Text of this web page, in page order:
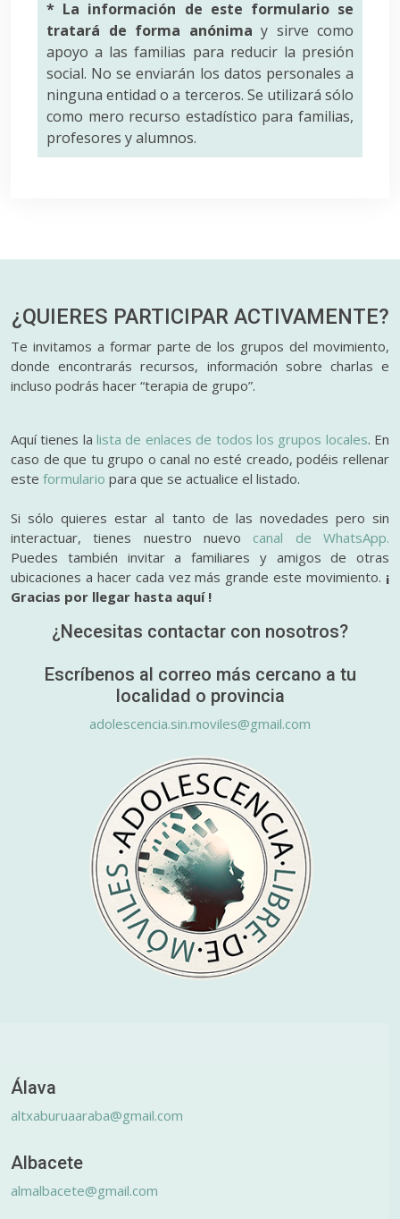
* La información de este formulario se
tratará de forma anónima y sirve como
apoyo a las familias para reducir la presión
social. No se enviarán los datos personales a
ninguna entidad o a terceros. Se utilizará sólo
como mero recurso estadístico para familias,
profesores y alumnos.
¿QUIERES PARTICIPAR ACTIVAMENTE?
Te invitamos a formar parte de los grupos del movimiento,
donde encontrarás recursos, información sobre charlas e
incluso podrás hacer “terapia de grupo”.
Aquí tienes lalista de enlaces de todos los grupos locales. En
caso de que tu grupo o canal no esté creado, podéis rellenar
este formulario para que se actualice el listado.
Si sólo quieres estar al tanto de las novedades pero sin
interactuar, tienes nuestro nuevo canal de WhatsApp.
Puedes también invitar a familiares y amigos de otras
ubicaciones a hacer cada vez más grande este movimiento. ¡
Gracias por llegar hasta aquí !
¿Necesitas contactar con nosotros?
Escríbenos al correo más cercano a tu
localidad o provincia
adolescencia.sin.moviles@gmail.com
Álava
altxaburuaaraba@gmail.com
Albacete
almalbacete@gmail.com